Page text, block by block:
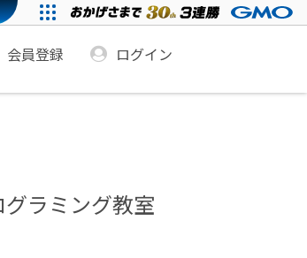
会員登録 ログイン
ラミング教室